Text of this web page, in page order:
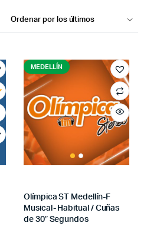
MEDELLÍN
Olímpica ST Medellín-F
Musical- Habitual / Cuñas
de 30″ Segundos